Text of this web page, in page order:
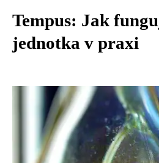
Tempus: Jak
jednotka v praxi